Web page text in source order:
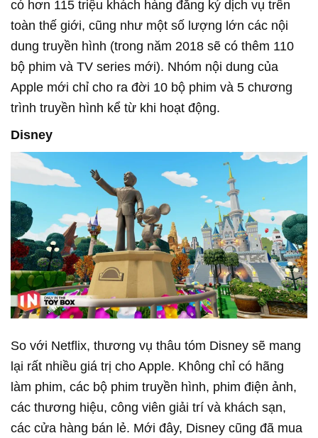
có hơn 115 triệu khách hàng đăng ký dịch vụ trên
toàn thế giới, cũng như một số lượng lớn các nội
dung truyền hình (trong năm 2018 sẽ có thêm 110
bộ phim và TV series mới). Nhóm nội dung của
Apple mới chỉ cho ra đời 10 bộ phim và 5 chương
trình truyền hình kể từ khi hoạt động.
Disney
So với Netflix, thương vụ thâu tóm Disney sẽ mang
lại rất nhiều giá trị cho Apple. Không chỉ có hãng
làm phim, các bộ phim truyền hình, phim điện ảnh,
các thương hiệu, công viên giải trí và khách sạn,
các cửa hàng bán lẻ. Mới đây, Disney cũng đã mua